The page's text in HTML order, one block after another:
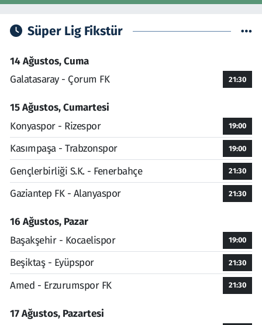
Süper Lig Fikstür
14 Ağustos, Cuma
Galatasaray - Çorum FK
21:30
15 Ağustos, Cumartesi
Konyaspor - Rizespor
19:00
Kasımpaşa - Trabzonspor 19:00
Gençlerbirliği S.K. - Fenerbahçe 21:30
Gaziantep FK - Alanyaspor 21:30
16 Ağustos, Pazar
Başakşehir - Kocaelispor
19:00
Beşiktaş - Eyüpspor 21:30
Amed - Erzurumspor FK 21:30
17 Ağustos, Pazartesi